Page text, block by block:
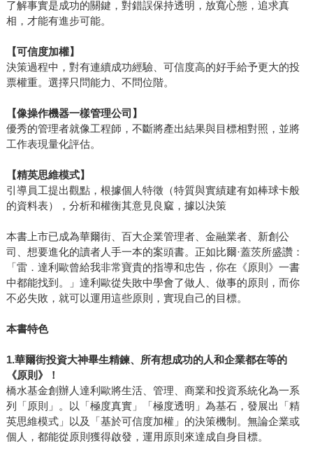
了解事實是成功的關鍵，對錯誤保持透明，放寬心態，追求真
相，才能有進步可能。
【可信度加權】
決策過程中，對有連續成功經驗、可信度高的好手給予更大的投
票權重。選擇只問能力、不問位階。
【像操作機器一樣管理公司】
優秀的管理者就像工程師，不斷將產出結果與目標相對照，並將
工作表現量化評估。
【精英思維模式】
引導員工提出觀點，根據個人特徵（特質與實績建有如棒球卡般
的資料表），分析和權衡其意見良窳，據以決策
本書上市已成為華爾街、百大企業管理者、金融業者、新創公
司、想要進化的讀者人手一本的案頭書。正如比爾·蓋茨所盛讚：
「雷．達利歐曾給我非常寶貴的指導和忠告，你在《原則》一書
中都能找到。」達利歐從失敗中學會了做人、做事的原則，而你
不必失敗，就可以運用這些原則，實現自己的目標。
本書特色
1.華爾街投資大神畢生精鍊、所有想成功的人和企業都在等的
《原則》！
橋水基金創辦人達利歐將生活、管理、商業和投資系統化為一系
列「原則」。以「極度真實」「極度透明」為基石，發展出「精
英思維模式」以及「基於可信度加權」的決策機制。無論企業或
個人，都能從原則獲得啟發，運用原則來達成自身目標。